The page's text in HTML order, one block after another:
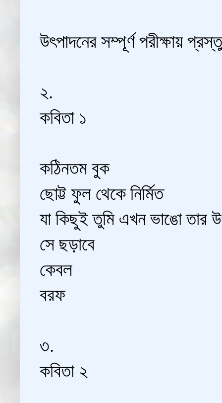
উৎপাদনের সম্পূর্ণ পরীক্ষায়
২.
কবিতা ১
কঠিনতম বুক
ছোট্ট ফুল থেকে নির্মিত
যা কিছুই তুমি এখন ভাঙো তার
সে ছড়াবে
কেবল
বরফ
৩.
কবিতা ২